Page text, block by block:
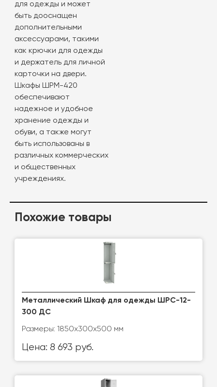
для одежды и может
быть дооснащен
дополнительными
аксессуарами, такими
как крючки для одежды
и держатель для личной
карточки на двери.
Шкафы ШРМ-420
обеспечивают
надежное и удобное
хранение одежды и
обуви, а также могут
быть использованы в
различных коммерческих
и общественных
учреждениях.
Похожие товары
Металлический Шкаф для одежды ШРС-12-
300 ДС
Размеры: 1850х300х500 мм
Цена: 8 693 руб.